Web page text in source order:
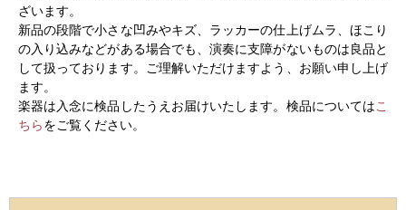
ざいます。
新品の段階で小さな凹みやキズ、ラッカーの仕上げムラ、ほこり
の入り込みなどがある場合でも、演奏に支障がないものは良品と
して扱っております。ご理解いただけますよう、お願い申し上げ
ます。
楽器は入念に検品したうえお届けいたします。検品についてはこ
ちらをご覧ください。